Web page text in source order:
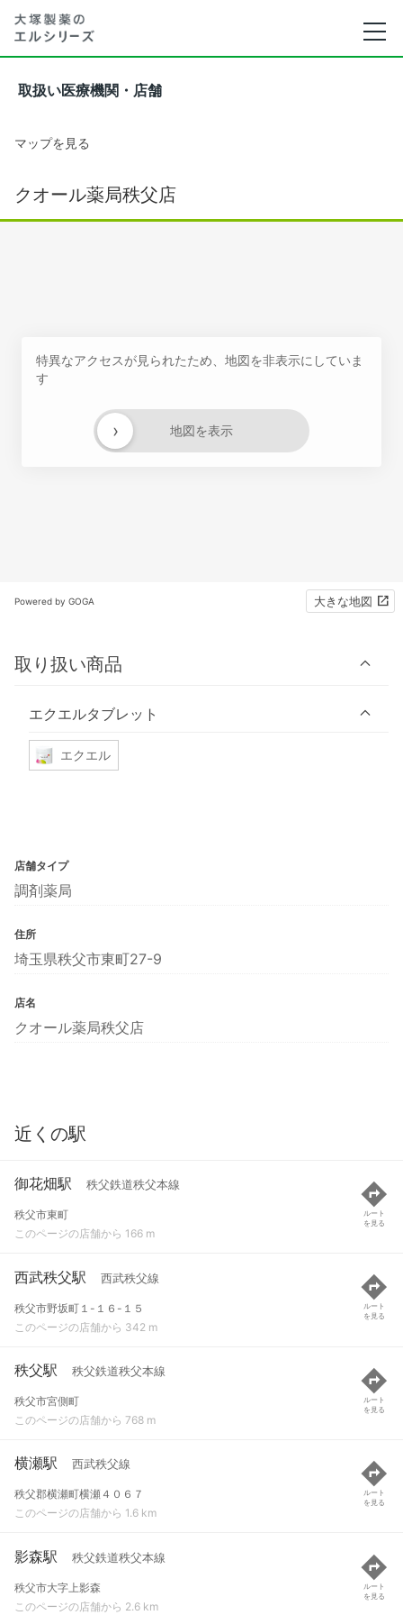
取扱い医療機関・店舗
マップを見る
クオール薬局秩父店
特異なアクセスが見られたため、地図を非表示にしていま
す
地図を表示
›
Powered by GOGA 大きな地図
取り扱い商品
エクエルタブレット
エクエル
店舗タイプ
調剤薬局
住所
埼玉県秩父市東町27-9
店名
クオール薬局秩父店
近くの駅
御花畑駅 秩父鉄道秩父本線
秩父市東町
このページの店舗から 166 m
ルート
を見る
西武秩父駅 西武秩父線
秩父市野坂町１-１６-１５
このページの店舗から 342 m
ルート
を見る
秩父駅 秩父鉄道秩父本線
秩父市宮側町
このページの店舗から 768 m
ルート
を見る
横瀬駅 西武秩父線
秩父郡横瀬町横瀬４０６７
このページの店舗から 1.6 km
ルート
を見る
影森駅 秩父鉄道秩父本線
秩父市大字上影森
このページの店舗から 2.6 km
ルート
を見る